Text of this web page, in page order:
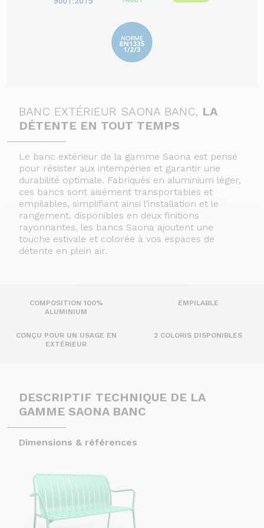
BANC EXTÉRIEUR SAONA BANC, LA
DÉTENTE EN TOUT TEMPS
Le banc extérieur de la gamme Saona est pensé
pour résister aux intempéries et garantir une
durabilité optimale. Fabriqués en aluminium léger,
ces bancs sont aisément transportables et
empilables, simplifiant ainsi l'installation et le
rangement. disponibles en deux finitions
rayonnantes, les bancs Saona ajoutent une
touche estivale et colorée à vos espaces de
détente en plein air.
COMPOSITION 100%
ALUMINIUM
EMPILABLE
CONÇU POUR UN USAGE EN
EXTÉRIEUR
2 COLORIS DISPONIBLES
DESCRIPTIF TECHNIQUE DE LA
GAMME SAONA BANC
Dimensions & références